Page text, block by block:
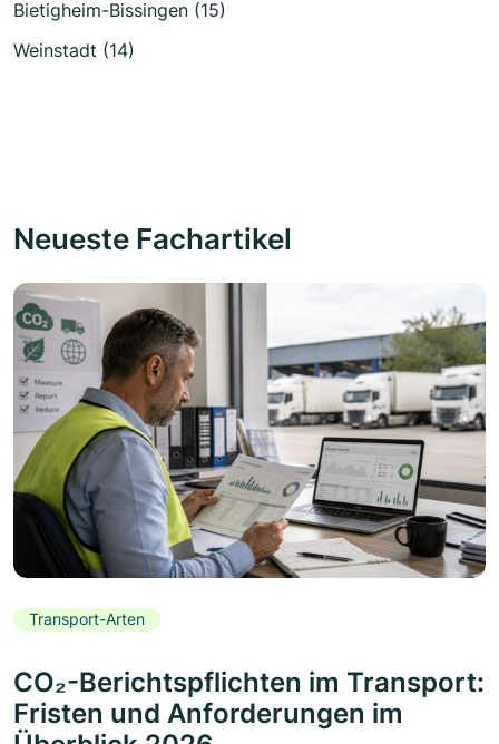
Bietigheim-Bissingen (15)
Weinstadt (14)
Neueste Fachartikel
Transport-Arten
CO₂-Berichtspflichten im Transport:
Fristen und Anforderungen im